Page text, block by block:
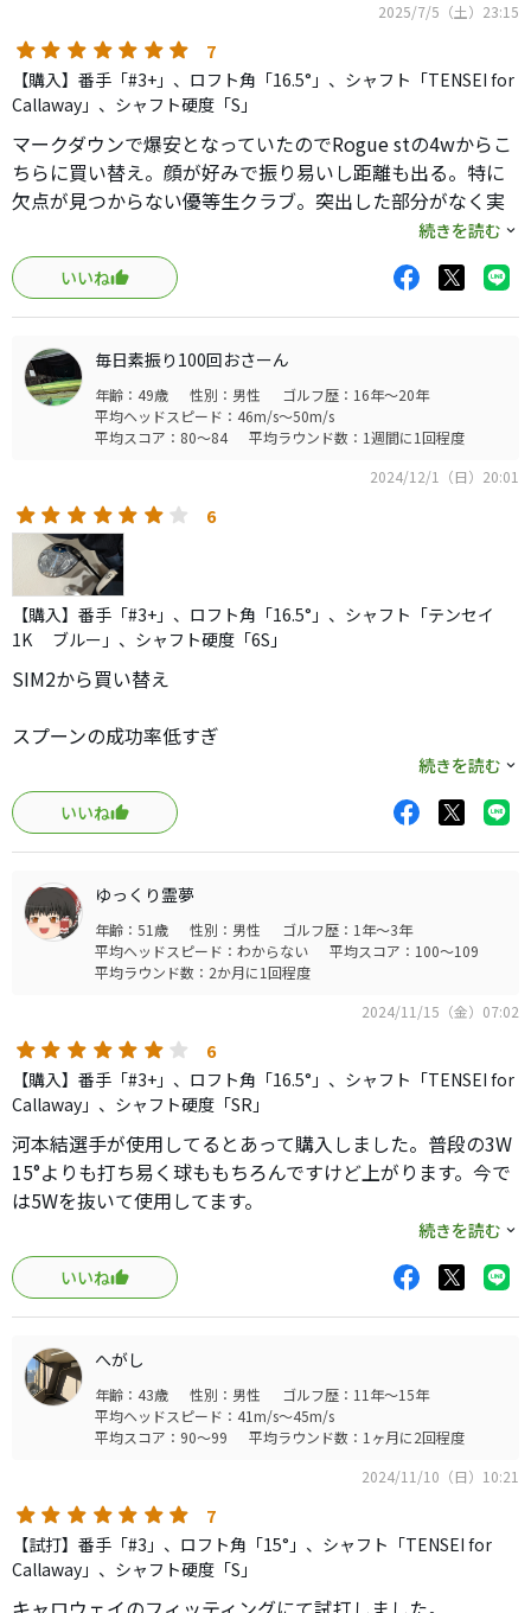
2025/7/5（土）23:15
7
【購入】番手「#3+」、ロフト角「16.5°」、シャフト「TENSEI for
Callaway」、シャフト硬度「S」
マークダウンで爆安となっていたのでRogue stの4wからこ
ちらに買い替え。顔が好みで振り易いし距離も出る。特に
欠点が見つからない優等生クラブ。突出した部分がなく実
に安心感があります。打感も良い。球も上がるので、長さ
も体積も同じ3番でも良いかと思いましたが、ロフト立てて
少し開き顔にしたかったので16.5度を買いました。カチャ
カチャで1度立てたら右に打ち出せそうな顔になり大満足。
まだ1ラウンドで1回しか使ってませんが、ロングのセカン
ド、フェアウェイから230yキャリーくらいで良かったで
す。長い付き合いになりそう。
続きを読む
いいね
毎日素振り100回おさーん
年齢：49歳 性別：男性
ゴルフ歴：16年～20年
平均ヘッドスピード：46m/s～50m/s
平均スコア：80～84
平均ラウンド数：1週間に1回程度
2024/12/1（日）20:01
6
【購入】番手「#3+」、ロフト角「16.5°」、シャフト「テンセイ
1K ブルー」、シャフト硬度「6S」
SIM2から買い替え
スプーンの成功率低すぎ
クリーク飛ぶがスプーン当たった時よりは飛ばない
うーん
悩んだ末
成功率クリークと変わらないこちらを購入
現場で確かにミス無く打てるが
スプーン打ってる感出せる以外あんまり
うーん
優しいからこれは15度を買うべきでした
フェアウェイウッド苦手な人には
かなりオススメです。
続きを読む
いいね
ゆっくり霊夢
年齢：51歳 性別：男性
ゴルフ歴：1年～3年
平均ヘッドスピード：わからない
平均スコア：100～109
平均ラウンド数：2か月に1回程度
2024/11/15（金）07:02
6
【購入】番手「#3+」、ロフト角「16.5°」、シャフト「TENSEI for
Callaway」、シャフト硬度「SR」
河本結選手が使用してるとあって購入しました。普段の3W
15°よりも打ち易く球ももちろんですけど上がります。今で
は5Wを抜いて使用してます。
今度はリシャフト、スピーダーNX グリーンに変更して使用
していこうと思案しております。
続きを読む
いいね
へがし
年齢：43歳 性別：男性
ゴルフ歴：11年～15年
平均ヘッドスピード：41m/s～45m/s
平均スコア：90～99
平均ラウンド数：1ヶ月に2回程度
2024/11/10（日）10:21
7
【試打】番手「#3」、ロフト角「15°」、シャフト「TENSEI for
Callaway」、シャフト硬度「S」